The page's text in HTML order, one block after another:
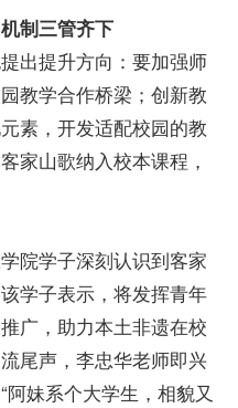
制三管齐下
提升方向：要加强师
教学合作桥梁；创新教
素，开发适配校园的教
家山歌纳入校本课程，
学子深刻认识到客家
学子表示，将发挥青年
广，助力本土非遗在校
尾声，李忠华老师即兴
妹系个大学生，相貌又